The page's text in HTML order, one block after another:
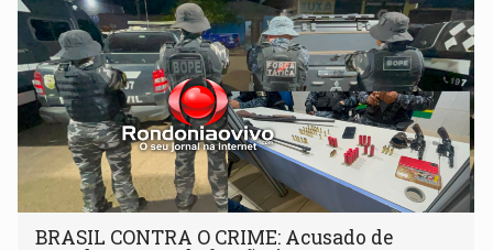
BRASIL CONTRA O CRIME: Acusado de